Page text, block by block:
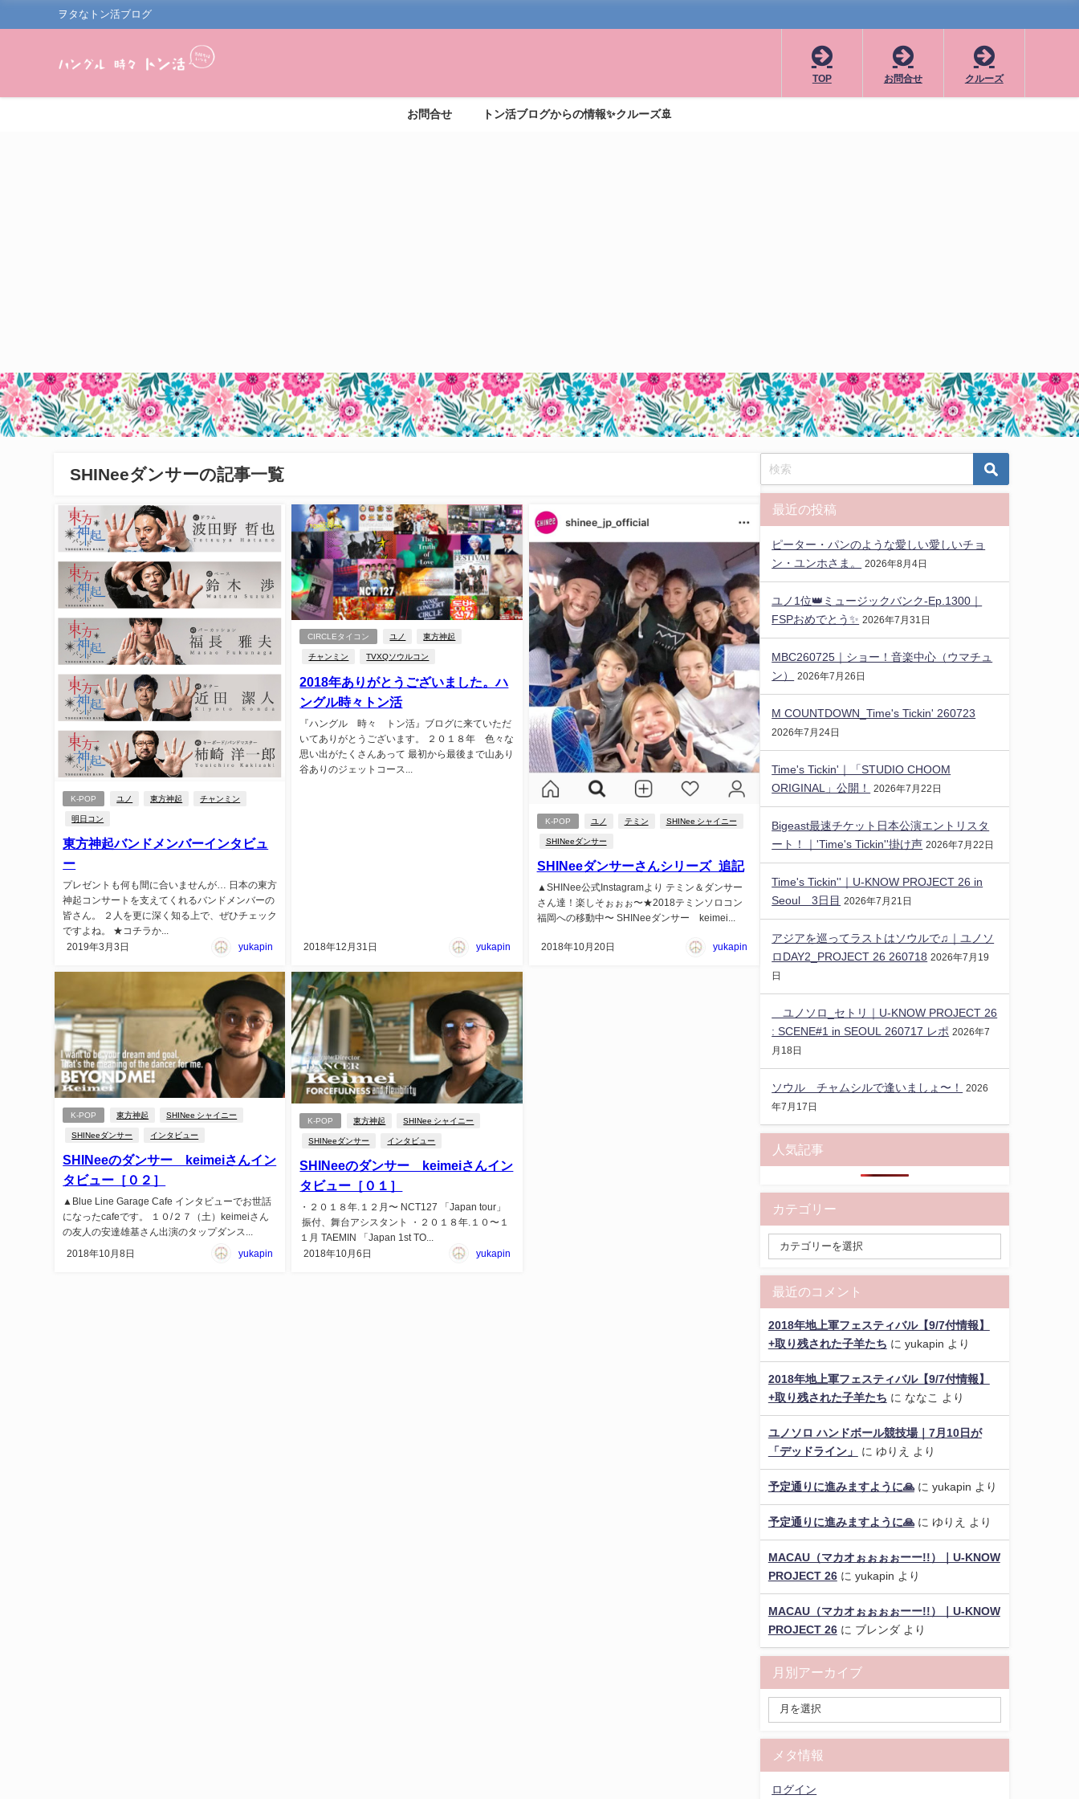
ヲタなトン活ブログ
TOP お問合せ クルーズ
お問合せ トン活ブログからの情報✨クルーズ🚢
SHINeeダンサーの記事一覧
K-POP ユノ 東方神起 チャンミン
明日コン
東方神起バンドメンバーインタビュ
ー
プレゼントも何も間に合いませんが… 日本の東方
神起コンサートを支えてくれるバンドメンバーの
皆さん。 ２人を更に深く知る上で、ぜひチェック
ですよね。 ★コチラか...
2019年3月3日
yukapin
CIRCLEタイコン ユノ 東方神起
チャンミン TVXQソウルコン
2018年ありがとうございました。ハ
ングル時々トン活
『ハングル 時々 トン活』ブログに来ていただ
いてありがとうございます。 ２０１８年 色々な
思い出がたくさんあって 最初から最後まで山あり
谷ありのジェットコース...
2018年12月31日 yukapin
K-POP ユノ テミン SHINee シャイニー
SHINeeダンサー
SHINeeダンサーさんシリーズ_追記
▲SHINee公式Instagramより テミン＆ダンサー
さん達！楽しそぉぉぉ〜★2018テミンソロコン
福岡への移動中〜 SHINeeダンサー keimei...
2018年10月20日 yukapin
K-POP 東方神起 SHINee シャイニー
SHINeeダンサー インタビュー
SHINeeのダンサー keimeiさんイン
タビュー［０２］
▲Blue Line Garage Cafe インタビューでお世話
になったcafeです。 １０/２７（土）keimeiさん
の友人の安達雄基さん出演のタップダンス...
2018年10月8日 yukapin
K-POP 東方神起 SHINee シャイニー
SHINeeダンサー インタビュー
SHINeeのダンサー keimeiさんイン
タビュー［０１］
・２０１８年.１２月〜 NCT127 「Japan tour」
振付、舞台アシスタント ・２０１８年.１０〜１
１月 TAEMIN 「Japan 1st TO...
2018年10月6日
yukapin
最近の投稿
ピーター・パンのような愛しい愛しいチョ
ン・ユンホさま。
2026年8月4日
ユノ1位👑ミュージックバンク-Ep.1300｜
FSPおめでとう✨️ 2026年7月31日
MBC260725｜ショー！音楽中心（ウマチュ
ン）
2026年7月26日
M COUNTDOWN_Time's Tickin' 260723
2026年7月24日
Time's Tickin'｜「STUDIO CHOOM
ORIGINAL」公開！
2026年7月22日
Bigeast最速チケット日本公演エントリスタ
ート！｜'Time's Tickin''掛け声 2026年7月22日
Time's Tickin''｜U-KNOW PROJECT 26 in
Seoul 3日目 2026年7月21日
アジアを巡ってラストはソウルで♫｜ユノソ
ロDAY2_PROJECT 26 260718 2026年7月19
日
ユノソロ_セトリ｜U-KNOW PROJECT 26
: SCENE#1 in SEOUL 260717 レポ 2026年7
月18日
ソウル チャムシルで逢いましょ〜！
2026
年7月17日
人気記事
カテゴリー
最近のコメント
2018年地上軍フェスティバル【9/7付情報】
+取り残された子羊たち に yukapin より
2018年地上軍フェスティバル【9/7付情報】
+取り残された子羊たち に ななこ より
ユノソロ ハンドボール競技場｜7月10日が
「デッドライン」
に ゆりえ より
予定通りに進みますように🙏に yukapin より
予定通りに進みますように🙏に ゆりえ より
MACAU（マカオぉぉぉぉーー!!）｜U-KNOW
PROJECT 26に yukapin より
MACAU（マカオぉぉぉぉーー!!）｜U-KNOW
PROJECT 26に ブレンダより
月別アーカイブ
メタ情報
ログイン